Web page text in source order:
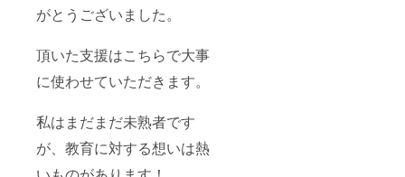
がとうございました。
頂いた支援はこちらで大事
に使わせていただきます。
私はまだまだ未熟者です
が、教育に対する想いは熱